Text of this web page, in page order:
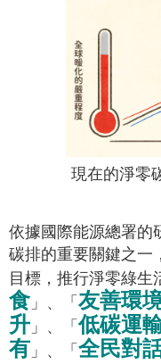
現在的淨零
依據國際能源總署的
碳排的重要關鍵之一
目標，推行淨零綠生
食」、「 友善環
升 」、「低碳運
有 」、「 全民對